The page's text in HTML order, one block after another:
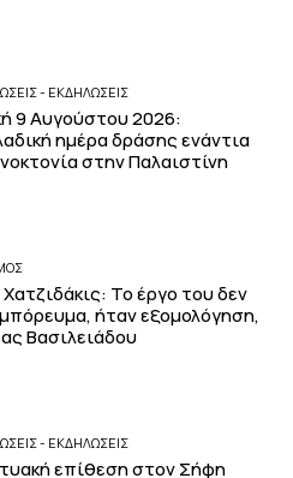
- ΕΚΔΗΛΩΣΕΙΣ
9 Αυγούστου 2026:
ημέρα δράσης ενάντια
στην Παλαιστίνη
Το έργο του δεν
ήταν εξομολόγηση,
Βασιλειάδου
- ΕΚΔΗΛΩΣΕΙΣ
επίθεση στον Σήφη